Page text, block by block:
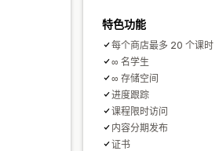
特色功能
每个商店最多 20 个课时
∞ 名学生
∞ 存储空间
进度跟踪
课程限时访问
内容分期发布
证书